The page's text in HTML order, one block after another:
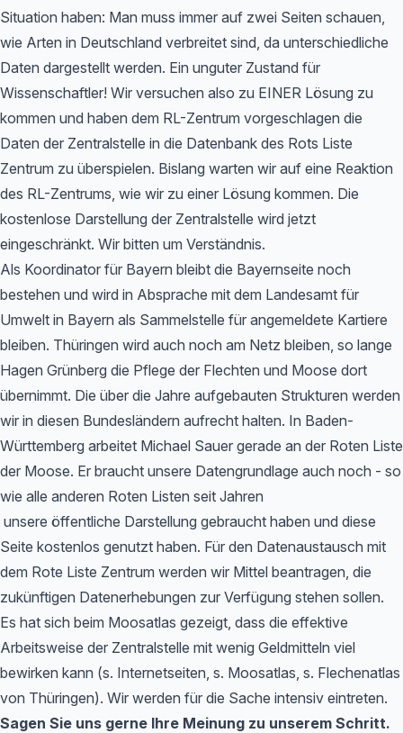
Situation haben: Man muss immer auf zwei Seiten schauen,
wie Arten in Deutschland verbreitet sind, da unterschiedliche
Daten dargestellt werden. Ein unguter Zustand für
Wissenschaftler! Wir versuchen also zu EINER Lösung zu
kommen und haben dem RL-Zentrum vorgeschlagen die
Daten der Zentralstelle in die Datenbank des Rots Liste
Zentrum zu überspielen. Bislang warten wir auf eine Reaktion
des RL-Zentrums, wie wir zu einer Lösung kommen. Die
kostenlose Darstellung der Zentralstelle wird jetzt
eingeschränkt. Wir bitten um Verständnis.
Als Koordinator für Bayern bleibt die Bayernseite noch
bestehen und wird in Absprache mit dem Landesamt für
Umwelt in Bayern als Sammelstelle für angemeldete Kartiere
bleiben. Thüringen wird auch noch am Netz bleiben, so lange
Hagen Grünberg die Pflege der Flechten und Moose dort
übernimmt. Die über die Jahre aufgebauten Strukturen werden
wir in diesen Bundesländern aufrecht halten. In Baden-
Württemberg arbeitet Michael Sauer gerade an der Roten Liste
der Moose. Er braucht unsere Datengrundlage auch noch - so
wie alle anderen Roten Listen seit Jahren
unsere öffentliche Darstellung gebraucht haben und diese
Seite kostenlos genutzt haben. Für den Datenaustausch mit
dem Rote Liste Zentrum werden wir Mittel beantragen, die
zukünftigen Datenerhebungen zur Verfügung stehen sollen.
Es hat sich beim Moosatlas gezeigt, dass die effektive
Arbeitsweise der Zentralstelle mit wenig Geldmitteln viel
bewirken kann (s. Internetseiten, s. Moosatlas, s. Flechenatlas
von Thüringen). Wir werden für die Sache intensiv eintreten.
Sagen Sie uns gerne Ihre Meinung zu unserem Schritt.